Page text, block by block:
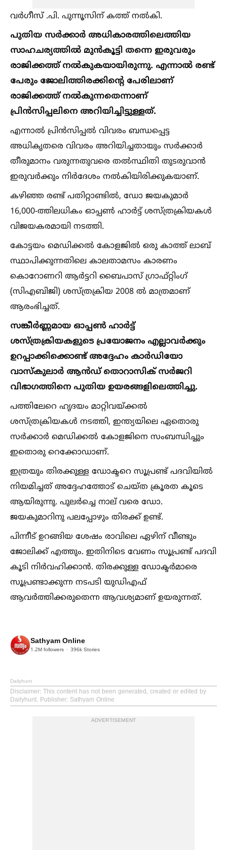
വർഗീസ് .പി. പുന്നൂസിന് കത്ത് നല്‍കി.
പുതിയ സർക്കാർ അധികാരത്തിലെത്തിയ
സാഹചര്യത്തില്‍ മുൻകൂട്ടി തന്നെ ഇരുവരും
രാജിക്കത്ത് നല്‍കുകയായിരുന്നു. എന്നാല്‍ രണ്ട്
പേരും ജോലിത്തിരക്കിൻ്റെ പേരിലാണ്
രാജിക്കത്ത് നല്‍കുന്നതെന്നാണ്
പ്രിൻസിപ്പലിനെ അറിയിച്ചിട്ടുള്ളത്.
എന്നാല്‍ പ്രിൻസിപ്പല്‍ വിവരം ബന്ധപ്പെട്ട
അധികൃതരെ വിവരം അറിയിച്ചതായും സർക്കാർ
തീരുമാനം വരുന്നതുവരെ തല്‍സ്ഥിതി തുടരുവാൻ
ഇരുവർക്കും നിർദേശം നല്‍കിയിരിക്കുകയാണ്.
കഴിഞ്ഞ രണ്ട് പതിറ്റാണ്ടില്‍, ഡോ ജയകുമാർ
16,000-ത്തിലധികം ഓപ്പണ്‍ ഹാർട്ട് ശസ്ത്രക്രിയകള്‍
വിജയകരമായി നടത്തി.
കോട്ടയം മെഡിക്കല്‍ കോളജില്‍ ഒരു കാത്ത് ലാബ്
സ്ഥാപിക്കുന്നതിലെ കാലതാമസം കാരണം
കൊറോണറി ആർട്ടറി ബൈപാസ് ഗ്രാഫ്റ്റിംഗ്
(സിഎബിജി) ശസ്ത്രക്രിയ 2008 ല്‍ മാത്രമാണ്
ആരംഭിച്ചത്.
സങ്കീർണ്ണമായ ഓപ്പണ്‍ ഹാർട്ട്
ശസ്ത്രക്രിയകളുടെ പ്രയോജനം എല്ലാവർക്കും
ഉറപ്പാക്കിക്കൊണ്ട് അദ്ദേഹം കാർഡിയോ
വാസ്കുലാ‍‍ർ ആൻഡ് തൊറാസിക് സർജറി
വിഭാഗത്തിനെ പുതിയ ഉയരങ്ങളിലെത്തിച്ചു.
പത്തിലേറെ ഹൃദയം മാറ്റിവയ്ക്കല്‍
ശസ്ത്രക്രിയകള്‍ നടത്തി, ഇന്ത്യയിലെ ഏതൊരു
സർക്കാർ മെഡിക്കല്‍ കോളജിനെ സംബന്ധിച്ചും
ഇതൊരു റെക്കോഡാണ്.
ഇത്രയും തിരക്കുള്ള ഡോക്ടറെ സൂപ്രണ്ട് പദവിയില്‍
നിയമിച്ചത് അദ്ദേഹത്തോട് ചെയ്ത ക്രൂരത കൂടെ
ആയിരുന്നു. പുലർച്ചെ നാല്‌ വരെ ഡോ.
ജയകുമാറിനു പലപ്പോഴും തിരക്ക്‌ ഉണ്ട്.
പിന്നീട്‌ ഉറങ്ങിയ ശേഷം രാവിലെ ഏഴിന്‌ വീണ്ടും
ജോലിക്ക്‌ എത്തും. ഇതിനിടെ വേണം സൂപ്രണ്ട് പദവി
കൂടി നിർവഹിക്കാൻ. തിരക്കുള്ള ഡോക്ടർമാരെ
സൂപ്രണ്ടാക്കുന്ന നടപടി യുഡിഎഫ്
ആവർത്തിക്കരുതെന്ന ആവശ്യമാണ് ഉയരുന്നത്.
Sathyam Online
1.2M followers 396k Stories
Dailyhunt
Disclaimer: This content has not been generated, created or edited by
Dailyhunt. Publisher: Sathyam Online
ADVERTISEMENT